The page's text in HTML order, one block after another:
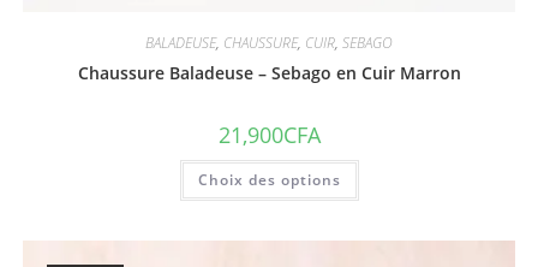
BALADEUSE, CHAUSSURE, CUIR, SEBAGO
Chaussure Baladeuse – Sebago en Cuir Marron
21,900CFA
Choix des options